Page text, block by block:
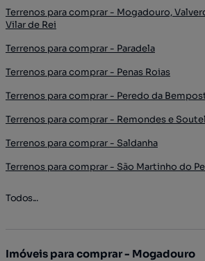
Terrenos para comprar - Mogadouro,
Vilar de Rei
Terrenos para comprar - Paradela
Terrenos para comprar - Penas Roias
Terrenos para comprar - Peredo da
Terrenos para comprar - Remondes e
Terrenos para comprar - Saldanha
Terrenos para comprar - São Martinho do
Todos...
Imóveis para comprar - Mogadouro